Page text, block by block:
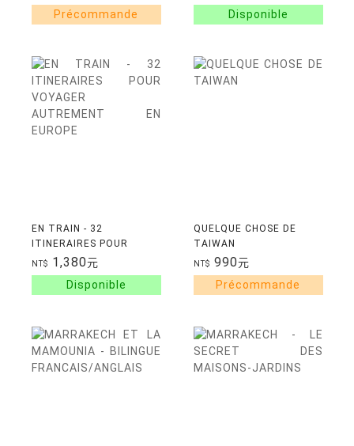
EN TRAIN - 32
ITINERAIRES POUR
VOYAGER AUTREMENT
EN EUROPE
NT$ 1,380元
QUELQUE CHOSE DE
TAIWAN
NT$ 990元